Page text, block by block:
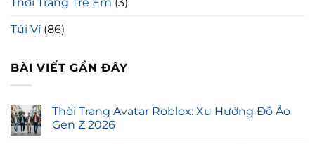
Túi Ví(86)
BÀI VIẾT GẦN ĐÂY
Thời Trang Avatar Roblox: Xu Hướng Đồ Ảo
Gen Z 2026